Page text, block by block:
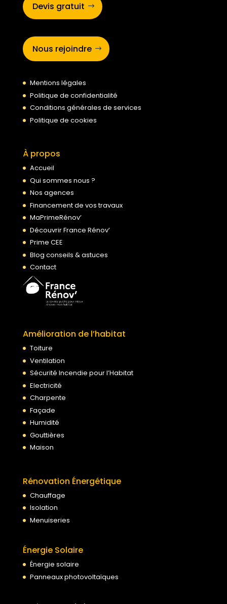
Devis gratuit
Nous rejoindre
Mentions légales
Politique de confidentialité
Conditions générales de services
Politique de cookies
À propos
Accueil
Qui sommes nous ?
Nos agences
Financement de vos travaux
MaPrimeRénov’
Découvrir France Rénov’
Prime CEE
Blog conseils & astuces
Contact
Amélioration de l’habitat
Toiture
Ventilation
Sécurité Incendie pour l’Habitat
Electricité
Charpente
Façade
Humidité
Gouttières
Maison
Rénovation Énergétique
Chauffage
Isolation
Menuiseries
Énergie Solaire
Énergie solaire
Panneaux photovoltaïques